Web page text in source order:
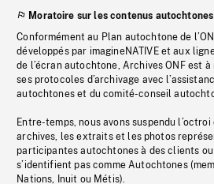
Moratoire sur les contenus autochtones
Conformément au Plan autochtone de
développés par imagineNATIVE et aux
de l’écran autochtone, Archives ONF est
ses protocoles d’archivage avec
autochtones et du comité-conseil
Entre-temps, nous avons suspendu
archives, les extraits et les photos
participantes autochtones à des clients
s’identifient pas comme Autochtones
Nations, Inuit ou Métis).